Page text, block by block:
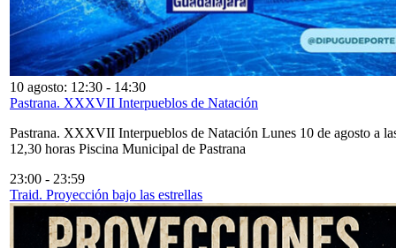
10 agosto: 12:30 - 14:30
Pastrana. XXXVII Interpueblos de Natación
Pastrana. XXXVII Interpueblos de Natación Lunes 10 de agosto a
12,30 horas Piscina Municipal de Pastrana
23:00 - 23:59
Traid. Proyección bajo las estrellas